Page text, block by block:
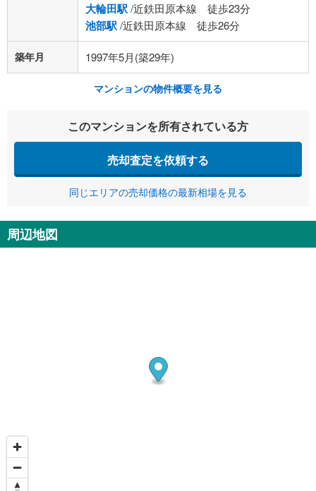
大輪田駅/近鉄田原本線 徒歩23分
池部駅/近鉄田原本線 徒歩26分
築年月 1997年5月(築29年)
マンションの物件概要を見る
このマンションを所有されている方
売却査定を依頼する
同じエリアの売却価格の最新相場を見る
周辺地図